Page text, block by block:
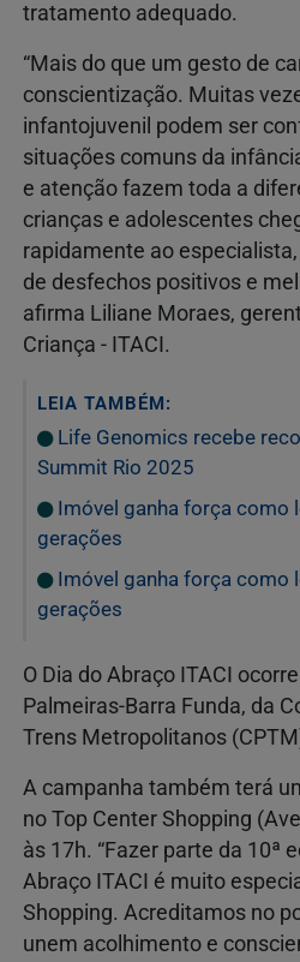
tratamento adequado.
“Mais do que um gesto de
conscientização. Muitas
infantojuvenil podem ser
situações comuns da
e atenção fazem toda a
crianças e adolescentes
rapidamente ao
de desfechos positivos e
afirma Liliane Moraes,
Criança - ITACI.
LEIA TAMBÉM:
Life Genomics recebe
Summit Rio 2025
Imóvel ganha força como
gerações
Imóvel ganha força como
gerações
O Dia do Abraço ITACI
Palmeiras-Barra Funda, da
Trens Metropolitanos
A campanha também terá
no Top Center Shopping
às 17h. “Fazer parte da 10ª
Abraço ITACI é muito
Shopping. Acreditamos no
unem acolhimento e